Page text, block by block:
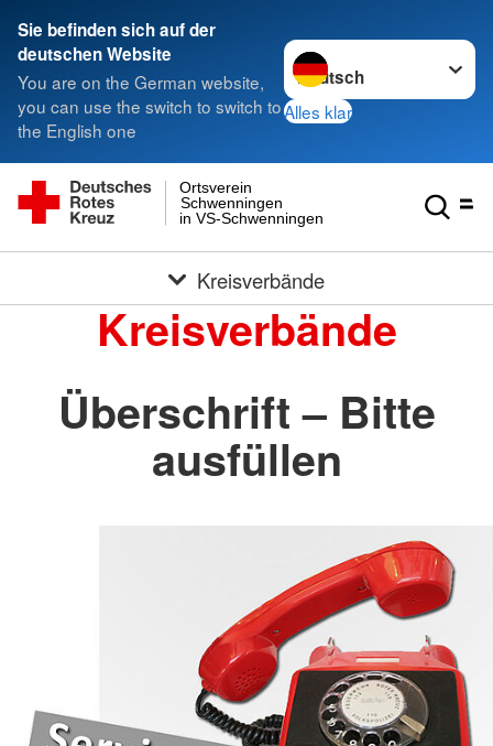
Sie befinden sich auf der
deutschen Website
You are on the German website,
you can use the switch to switch to
the English one
Sprache wechseln zu
Alles klar
in VS-Schwenningen
Schwenningen
Ortsverein
Kreisverbände
Kreisverbände
Überschrift – Bitte
ausfüllen